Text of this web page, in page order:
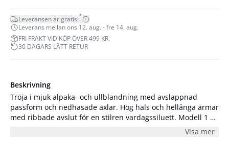
Leveransen är gratis!*
Leverans mellan ons 12. aug. - fre 14. aug.
FRI FRAKT VID KÖP ÖVER 499 KR.
30 DAGARS LÄTT RETUR
Beskrivning
Tröja i mjuk alpaka- och ullblandning med avslappnad
passform och nedhasade axlar. Hög hals och hellånga ärmar
med ribbade avslut för en stilren vardagssiluett. Modell 1 är
178 cm lång och bär storlek XL/42. Modell 2 är 180 cm lång
Visa mer